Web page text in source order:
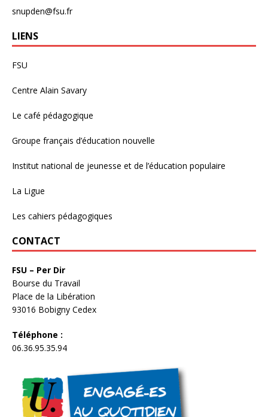
snupden@fsu.fr
LIENS
FSU
Centre Alain Savary
Le café pédagogique
Groupe français d’éducation nouvelle
Institut national de jeunesse et de l’éducation populaire
La Ligue
Les cahiers pédagogiques
CONTACT
FSU – Per Dir
Bourse du Travail
Place de la Libération
93016 Bobigny Cedex
Téléphone :
06.36.95.35.94